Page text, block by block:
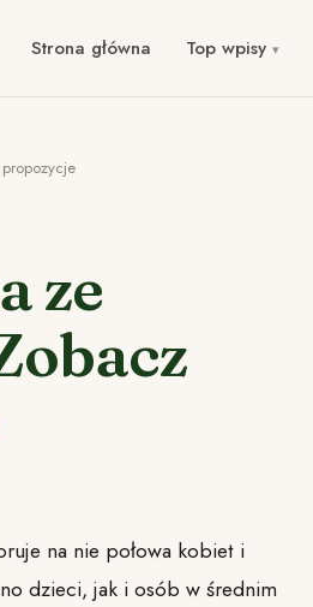
Strona główna Top wpisy
ze
na nie połowa kobiet i
dzieci, jak i osób w średnim